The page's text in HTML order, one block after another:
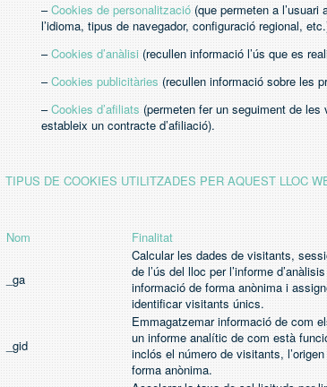
–Cookies de personalització (que permeten a
l’idioma, tipus de navegador, configuració regional,
–Cookies d’anàlisi (recullen informació l’ús que es
–Cookies publicitàries (recullen informació sobre les
–Cookies d’afiliats (permeten fer un seguiment de
estableix un contracte d’afiliació).
TIPUS DE COOKIES UTILITZADES PER AQUEST LLOC
Nom Finalitat
_ga
Calcular les dades de visitants,
de l’ús del lloc per l’informe
informació de forma anònima i
identificar visitants únics.
_gid
Emmagatzemar informació de com
un informe analític de com està
inclós el número de visitants,
forma anònima.